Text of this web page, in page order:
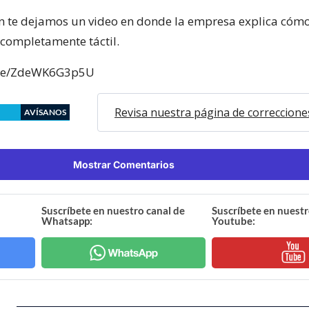
te dejamos un video en donde la empresa explica
táctil.
ZdeWK6G3p5U
AVÍSANOS Revisa nuestra página de
Mostrar Comentarios
Suscríbete en nuestro canal de
Whatsapp:
Suscríbete en
Youtube: